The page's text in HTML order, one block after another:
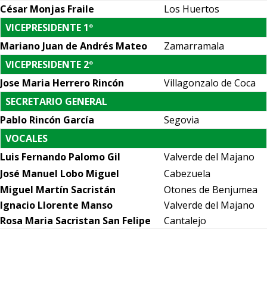
César Monjas Fraile
Los Huertos
VICEPRESIDENTE 1º
Mariano Juan de Andrés Mateo
Zamarramala
VICEPRESIDENTE 2º
Jose Maria Herrero Rincón
Villagonzalo de Coca
SECRETARIO GENERAL
Pablo Rincón García
Segovia
VOCALES
Luis Fernando Palomo Gil
Valverde del Majano
José Manuel Lobo Miguel
Cabezuela
Miguel Martín Sacristán
Otones de Benjumea
Ignacio Llorente Manso
Valverde del Majano
Rosa Maria Sacristan San Felipe
Cantalejo